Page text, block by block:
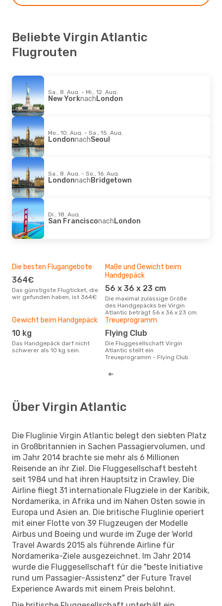
Beliebte Virgin Atlantic
Flugrouten
Sa., 8. Aug. - Mi., 12. Aug.
New YorknachLondon
Mo., 10. Aug. - Sa., 15. Aug.
LondonnachSeoul
Sa., 8. Aug. - So., 16. Aug.
LondonnachBridgetown
Di., 18. Aug.
San FrancisconachLondon
Die besten Flugangebote
364€
Das günstigste Flugticket, die
wir gefunden haben, ist 364€
Maße und Gewicht beim
Handgepäck
56 x 36 x 23 cm
Die maximal zulässige Größe
des Handgepäcks bei Virgin
Atlantic beträgt 56 x 36 x 23 cm.
Gewicht beim Handgepäck
10 kg
Das Handgepäck darf nicht
schwerer als 10 kg sein.
Treueprogramm
Flying Club
Die Fluggesellschaft Virgin
Atlantic stellt ein
Treueprogramm - Flying Club.
Über Virgin Atlantic
Die Fluglinie Virgin Atlantic belegt den siebten Platz
in Großbritannien in Sachen Passagiervolumen, und
im Jahr 2014 brachte sie mehr als 6 Millionen
Reisende an ihr Ziel. Die Fluggesellschaft besteht
seit 1984 und hat ihren Hauptsitz in Crawley. Die
Airline fliegt 31 internationale Flugziele in der Karibik,
Nordamerika, in Afrika und im Nahen Osten sowie in
Europa und Asien an. Die britische Fluglinie operiert
mit einer Flotte von 39 Flugzeugen der Modelle
Airbus und Boeing und wurde im Zuge der World
Travel Awards 2015 als führende Airline für
Nordamerika-Ziele ausgezeichnet. Im Jahr 2014
wurde die Fluggesellschaft für die "beste Initiative
rund um Passagier-Assistenz" der Future Travel
Experience Awards mit einem Preis belohnt.